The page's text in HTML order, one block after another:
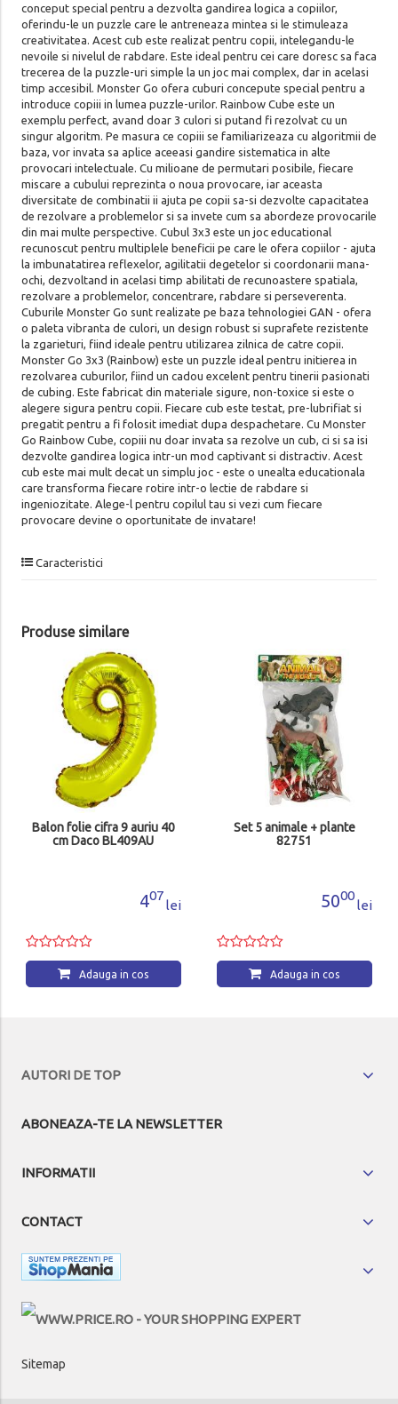
conceput special pentru a dezvolta gandirea logica a copiilor,
oferindu-le un puzzle care le antreneaza mintea si le stimuleaza
creativitatea. Acest cub este realizat pentru copii, intelegandu-le
nevoile si nivelul de rabdare. Este ideal pentru cei care doresc sa faca
trecerea de la puzzle-uri simple la un joc mai complex, dar in acelasi
timp accesibil. Monster Go ofera cuburi concepute special pentru a
introduce copiii in lumea puzzle-urilor. Rainbow Cube este un
exemplu perfect, avand doar 3 culori si putand fi rezolvat cu un
singur algoritm. Pe masura ce copiii se familiarizeaza cu algoritmii de
baza, vor invata sa aplice aceeasi gandire sistematica in alte
provocari intelectuale. Cu milioane de permutari posibile, fiecare
miscare a cubului reprezinta o noua provocare, iar aceasta
diversitate de combinatii ii ajuta pe copii sa-si dezvolte capacitatea
de rezolvare a problemelor si sa invete cum sa abordeze provocarile
din mai multe perspective. Cubul 3x3 este un joc educational
recunoscut pentru multiplele beneficii pe care le ofera copiilor - ajuta
la imbunatatirea reflexelor, agilitatii degetelor si coordonarii mana-
ochi, dezvoltand in acelasi timp abilitati de recunoastere spatiala,
rezolvare a problemelor, concentrare, rabdare si perseverenta.
Cuburile Monster Go sunt realizate pe baza tehnologiei GAN - ofera
o paleta vibranta de culori, un design robust si suprafete rezistente
la zgarieturi, fiind ideale pentru utilizarea zilnica de catre copii.
Monster Go 3x3 (Rainbow) este un puzzle ideal pentru initierea in
rezolvarea cuburilor, fiind un cadou excelent pentru tinerii pasionati
de cubing. Este fabricat din materiale sigure, non-toxice si este o
alegere sigura pentru copii. Fiecare cub este testat, pre-lubrifiat si
pregatit pentru a fi folosit imediat dupa despachetare. Cu Monster
Go Rainbow Cube, copiii nu doar invata sa rezolve un cub, ci si sa isi
dezvolte gandirea logica intr-un mod captivant si distractiv. Acest
cub este mai mult decat un simplu joc - este o unealta educationala
care transforma fiecare rotire intr-o lectie de rabdare si
ingeniozitate. Alege-l pentru copilul tau si vezi cum fiecare
provocare devine o oportunitate de invatare!
Caracteristici
Produse similare
Balon folie cifra 9 auriu 40
cm Daco BL409AU
407
lei
Adauga in cos
Set 5 animale + plante
82751
5000
lei
Adauga in cos
AUTORI DE TOP
ABONEAZA-TE LA NEWSLETTER
INFORMATII
CONTACT
Sitemap